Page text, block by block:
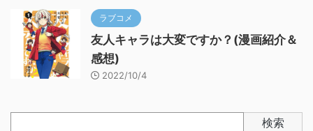
ラブコメ
友人キャラは大変ですか？(漫画紹介＆
感想)
2022/10/4
検索